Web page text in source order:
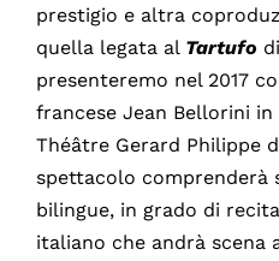
prestigio e altra
quella legata al Tartufo
presenteremo nel 2017
francese Jean Bellorini
Théâtre Gerard Philippe
spettacolo comprenderà
bilingue, in grado di
italiano che andrà scena